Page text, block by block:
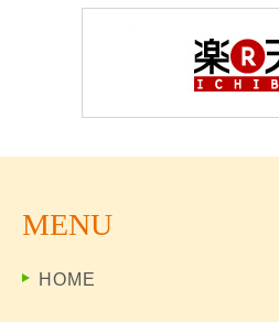
MENU
HOME